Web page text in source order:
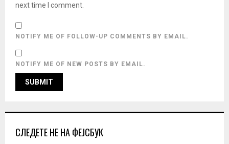
next time I comment.
NOTIFY ME OF FOLLOW-UP COMMENTS BY EMAIL.
NOTIFY ME OF NEW POSTS BY EMAIL.
СЛЕДЕТЕ НЕ НА ФЕЈСБУК